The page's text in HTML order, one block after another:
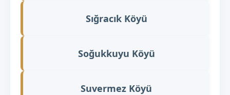
Sığracık Köyü
Soğukkuyu Köyü
Suvermez Köyü